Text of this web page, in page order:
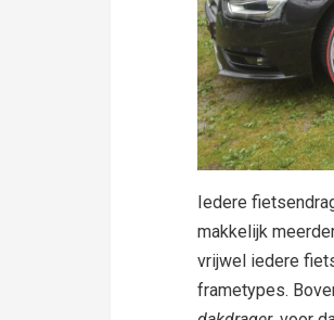
Iedere
makkelijk
vrijwel iedere
frametypes.